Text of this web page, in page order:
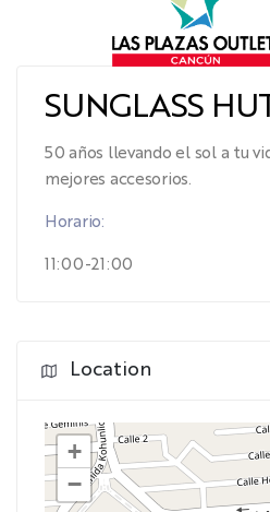
SUNGLASS
50 años llevando el sol a tu
mejores accesorios.
Horario:
11:00-21:00
Location
+
−